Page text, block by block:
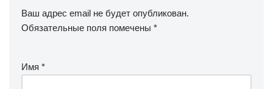
Ваш адрес email не будет опубликован.
Обязательные поля помечены *
Имя *